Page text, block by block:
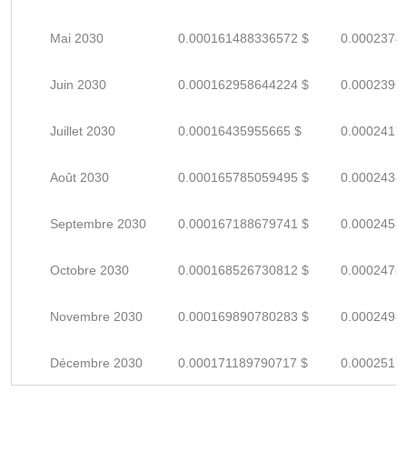
Mai 2030 0.000161488336572 $
Juin 2030 0.000162958644224 $
Juillet 2030 0.00016435955665 $
Août 2030 0.000165785059495 $
Septembre 2030 0.000167188679741 $
Octobre 2030 0.000168526730812 $
Novembre 2030 0.000169890780283 $
Décembre 2030 0.000171189790717 $